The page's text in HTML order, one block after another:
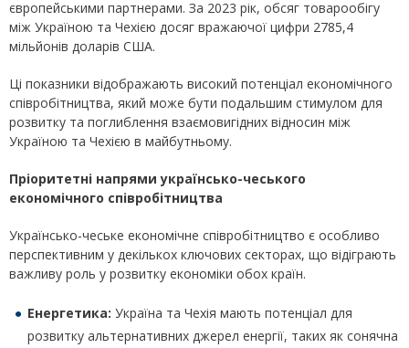
європейськими партнерами. За 2023 рік, обсяг товарообігу
між Україною та Чехією досяг вражаючої цифри 2785,4
мільйонів доларів США.
Ці показники відображають високий потенціал економічного
співробітництва, який може бути подальшим стимулом для
розвитку та поглиблення взаємовигідних відносин між
Україною та Чехією в майбутньому.
Пріоритетні напрями українсько-чеського
економічного співробітництва
Українсько-чеське економічне співробітництво є особливо
перспективним у декількох ключових секторах, що відіграють
важливу роль у розвитку економіки обох країн.
Енергетика: Україна та Чехія мають потенціал для
розвитку альтернативних джерел енергії, таких як сонячна